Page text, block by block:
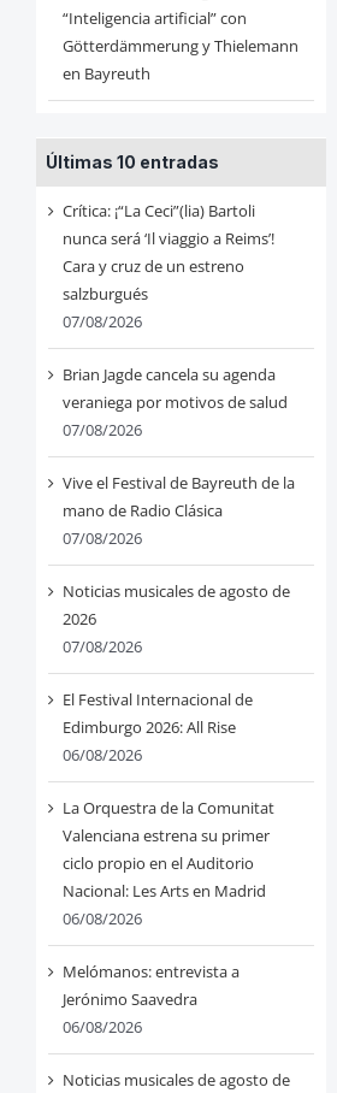
“Inteligencia artificial” con
Götterdämmerung y Thielemann
en Bayreuth
Últimas 10 entradas
Crítica: ¡“La Ceci”(lia) Bartoli
nunca será ‘Il viaggio a Reims’!
Cara y cruz de un estreno
salzburgués
07/08/2026
Brian Jagde cancela su agenda
veraniega por motivos de salud
07/08/2026
Vive el Festival de Bayreuth de la
mano de Radio Clásica
07/08/2026
Noticias musicales de agosto de
2026
07/08/2026
El Festival Internacional de
Edimburgo 2026: All Rise
06/08/2026
La Orquestra de la Comunitat
Valenciana estrena su primer
ciclo propio en el Auditorio
Nacional: Les Arts en Madrid
06/08/2026
Melómanos: entrevista a
Jerónimo Saavedra
06/08/2026
Noticias musicales de agosto de